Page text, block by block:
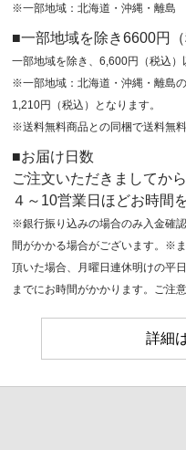
※一部地域：北海道・沖縄・離島
■一部地域を除き6600円
一部地域を除き、6,600円（税込）
※一部地域：北海道・沖縄・離島
1,210円（税込）となります。
※送料無料商品との同梱で送料無料
■お届け日数
ご注文いただきましてか
４～10営業日ほどお時間
※銀行振り込みの場合のみ入金確
間がかかる場合がございます。※
頂いた場合、月曜日連休明けの平
までにお時間がかかります。ご注意
詳細